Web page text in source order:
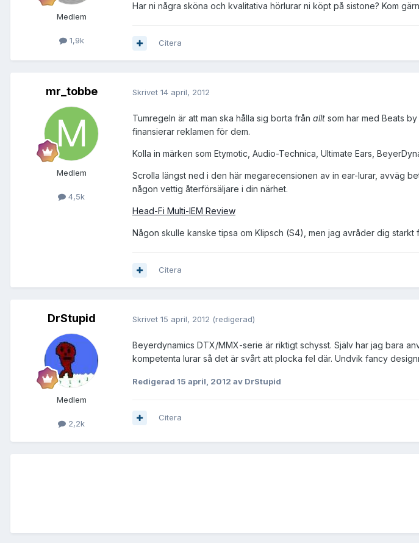
Medlem
1,9k
Har ni några sköna och kvalitativa hörlurar ni köpt på sistone? Kom
Citera
mr_tobbe
Medlem
4,5k
Skrivet 14 april, 2012
Tumregeln är att man ska hålla sig borta från allt som har med Beats
finansierar reklamen för dem.
Kolla in märken som Etymotic, Audio-Technica, Ultimate Ears,
Scrolla längst ned i den här megarecensionen av in ear-lurar, avväg
någon vettig återförsäljare i din närhet.
Head-Fi Multi-IEM Review
Någon skulle kanske tipsa om Klipsch (S4), men jag avråder dig
Citera
DrStupid
Medlem
2,2k
Skrivet 15 april, 2012 (redigerad)
Beyerdynamics DTX/MMX-serie är riktigt schysst. Själv har jag bara
kompetenta lurar så det är svårt att plocka fel där. Undvik fancy
Redigerad 15 april, 2012 av DrStupid
Citera